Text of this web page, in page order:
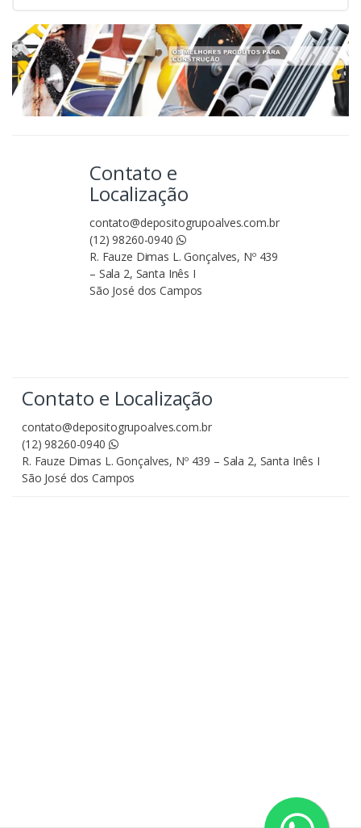
Contato e
Localização
contato@depositogrupoalves.com.br
(12) 98260-0940
R. Fauze Dimas L. Gonçalves, Nº 439
– Sala 2, Santa Inês I
São José dos Campos
Contato e Localização
contato@depositogrupoalves.com.br
(12) 98260-0940
R. Fauze Dimas L. Gonçalves, Nº 439 – Sala 2, Santa Inês I
São José dos Campos